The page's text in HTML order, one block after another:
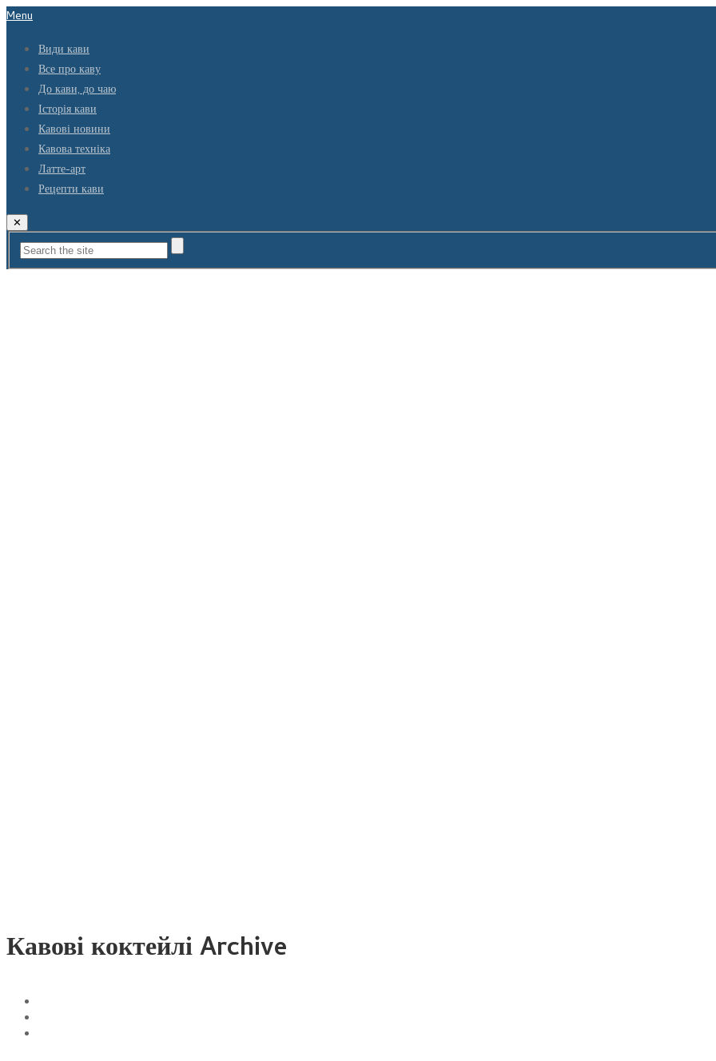
Menu
Види кави
Все про каву
До кави, до чаю
Історія кави
Кавові новини
Кавова техніка
Латте-арт
Рецепти кави
✕
Кавові коктейлі Archive